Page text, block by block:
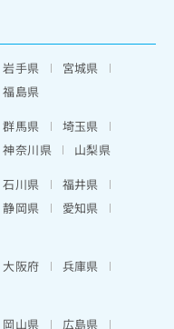
岩手県
宮城県
福島県
群馬県
埼玉県
神奈川県
山梨県
石川県
福井県
静岡県
愛知県
大阪府
兵庫県
岡山県
広島県